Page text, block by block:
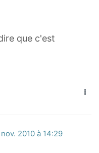
>
)
que c'est
2010 à 14:29